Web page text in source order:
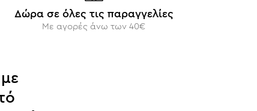
Δώρα σε όλες τις παραγγελίες
Με αγορές άνω των 40€